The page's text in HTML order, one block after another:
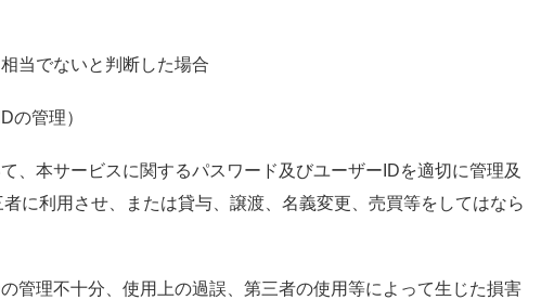
当でないと判断した場合
の管理）
、本サービスに関するパスワード及びユーザーIDを適切に管理及
に利用させ、または貸与、譲渡、名義変更、売買等をしてはなら
管理不十分、使用上の過誤、第三者の使用等によって生じた損害